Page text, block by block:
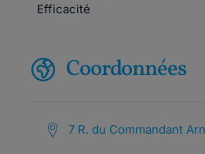
Efficacité
Coordonnées
7 R. du Commandant